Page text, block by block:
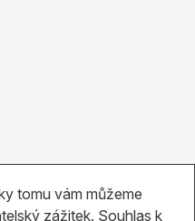
tomu vám můžeme
zážitek. Souhlas k